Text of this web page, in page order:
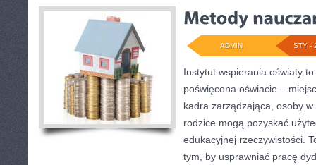
STY -
ADMIN
Instytut wspierania oświaty
poświęcona oświacie –
kadra zarządzająca, osoby w
rodzice mogą pozyskać
edukacyjnej rzeczywistości.
tym, by usprawniać pracę